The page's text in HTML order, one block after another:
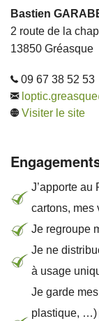
Bastien
2 route de la
13850 Gréasque
09 67 38 52 53
Visiter le site
J’apporte au
cartons, mes
Je regroupe
Je ne
à usage
Je garde
plastique, …)